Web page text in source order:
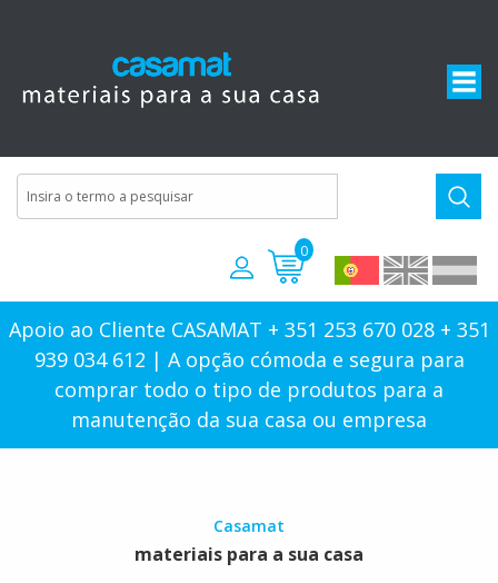
0
Apoio ao Cliente CASAMAT + 351 253 670 028 + 351
939 034 612 | A opção cómoda e segura para
comprar todo o tipo de produtos para a
manutenção da sua casa ou empresa
Casamat
materiais para a sua casa